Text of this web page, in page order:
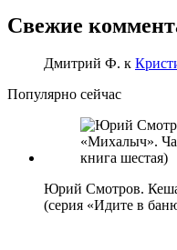
Свежие
Дмитрий Ф. к
Популярно сейчас
Юрий Смотров.
(серия «Идите в